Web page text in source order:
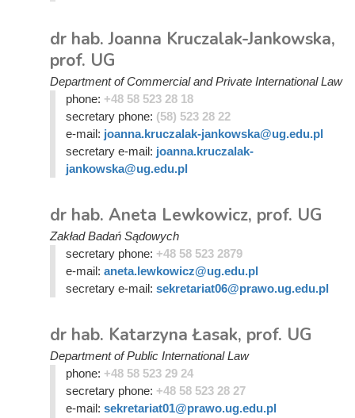
dr hab. Joanna Kruczalak-Jankowska,
prof. UG
Department of Commercial and Private International Law
phone: +48 58 523 28 18
secretary phone: (58) 523 28 22
e-mail: joanna.kruczalak-jankowska@ug.edu.pl
secretary e-mail: joanna.kruczalak-
jankowska@ug.edu.pl
dr hab. Aneta Lewkowicz, prof. UG
Zakład Badań Sądowych
secretary phone: +48 58 523 2879
e-mail: aneta.lewkowicz@ug.edu.pl
secretary e-mail: sekretariat06@prawo.ug.edu.pl
dr hab. Katarzyna Łasak, prof. UG
Department of Public International Law
phone: +48 58 523 29 24
secretary phone: +48 58 523 28 27
e-mail: sekretariat01@prawo.ug.edu.pl